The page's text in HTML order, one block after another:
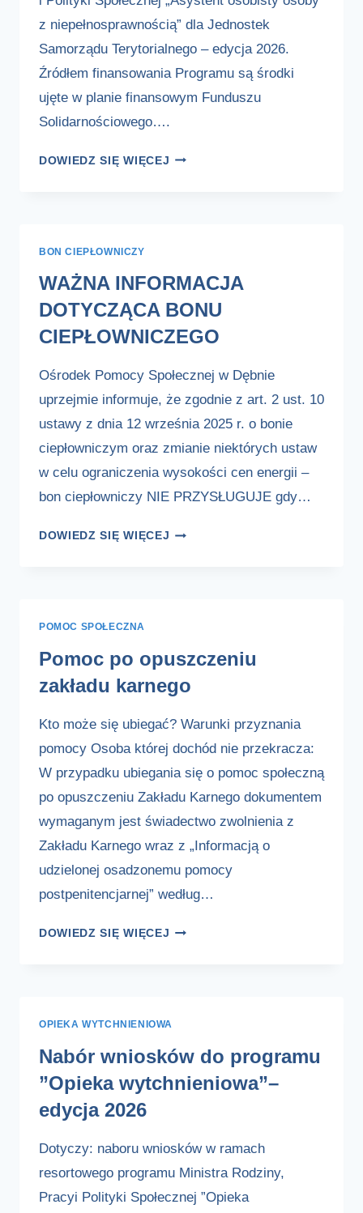
z niepełnosprawnością” dla Jednostek
Samorządu Terytorialnego – edycja 2026.
Źródłem finansowania Programu są środki
ujęte w planie finansowym Funduszu
Solidarnościowego….
DOWIEDZ SIĘ WIĘCEJ OGŁOSZENIE
OSOBY
Z
NIEPEŁNOSPRAWNOŚCIĄ”
EDYCJA
BON CIEPŁOWNICZY
WAŻNA INFORMACJA
DOTYCZĄCA BONU
CIEPŁOWNICZEGO
Ośrodek Pomocy Społecznej w Dębnie
uprzejmie informuje, że zgodnie z art. 2 ust. 10
ustawy z dnia 12 września 2025 r. o bonie
ciepłowniczym oraz zmianie niektórych ustaw
w celu ograniczenia wysokości cen energii –
bon ciepłowniczy NIE PRZYSŁUGUJE gdy…
DOWIEDZ SIĘ WIĘCEJ WAŻNA
POMOC SPOŁECZNA
Pomoc po opuszczeniu
zakładu karnego
Kto może się ubiegać? Warunki przyznania
pomocy Osoba której dochód nie przekracza:
W przypadku ubiegania się o pomoc społeczną
po opuszczeniu Zakładu Karnego dokumentem
wymaganym jest świadectwo zwolnienia z
Zakładu Karnego wraz z „Informacją o
udzielonej osadzonemu pomocy
postpenitencjarnej” według…
DOWIEDZ SIĘ WIĘCEJ POMOC
OPIEKA WYTCHNIENIOWA
Nabór wniosków do programu
”Opieka wytchnieniowa”–
edycja 2026
Dotyczy: naboru wniosków w ramach
resortowego programu Ministra Rodziny,
Pracyi Polityki Społecznej ”Opieka